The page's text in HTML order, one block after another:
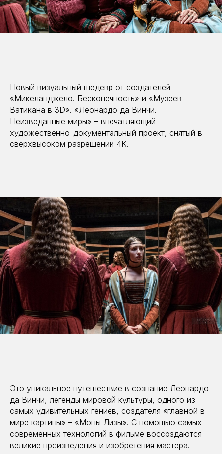
Новый визуальный шедевр от создателей
«Микеланджело. Бесконечность» и «Музеев
Ватикана в 3D». «Леонардо да Винчи.
Неизведанные миры» – впечатляющий
художественно-документальный проект, снятый в
сверхвысоком разрешении 4K.
Это уникальное путешествие в сознание Леонардо
да Винчи, легенды мировой культуры, одного из
самых удивительных гениев, создателя «главной в
мире картины» – «Моны Лизы». С помощью самых
современных технологий в фильме воссоздаются
великие произведения и изобретения мастера.